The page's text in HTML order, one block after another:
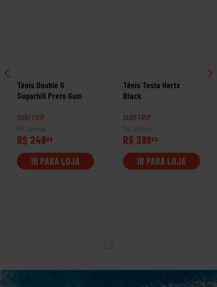
Tênis Double G
Sugarhill Preto Gum
SURFTRIP
Por apenas
R$ 24999
IR PARA LOJA
Tênis Tesla Hertz
Black
SURFTRIP
Por apenas
R$ 39999
IR PARA LOJA